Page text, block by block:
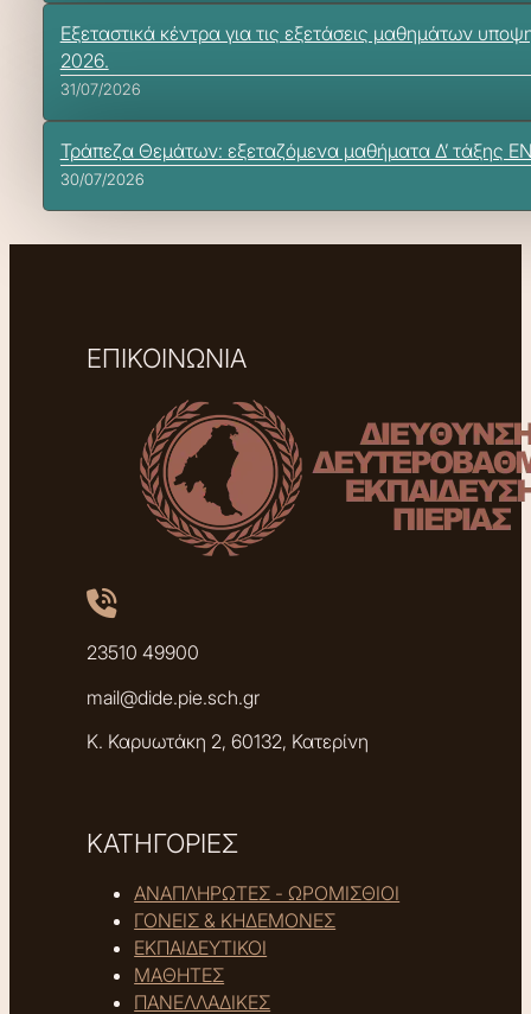
Εξεταστικά κέντρα για τις εξετάσεις μαθημάτων
2026.
31/07/2026
Τράπεζα Θεμάτων: εξεταζόμενα μαθήματα Δ’ τάξης
30/07/2026
ΕΠΙΚΟΙΝΩΝΙΑ
23510 49900
mail@dide.pie.sch.gr
Κ. Καρυωτάκη 2, 60132, Κατερίνη
ΚΑΤΗΓΟΡΙΕΣ
ΑΝΑΠΛΗΡΩΤΕΣ - ΩΡΟΜΙΣΘΙΟΙ
ΓΟΝΕΙΣ & ΚΗΔΕΜΟΝΕΣ
ΕΚΠΑΙΔΕΥΤΙΚΟΙ
ΜΑΘΗΤΕΣ
ΠΑΝΕΛΛΑΔΙΚΕΣ